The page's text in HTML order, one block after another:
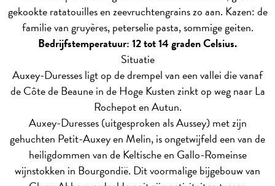
gekookte ratatouilles en zeevruchtengrains zo aan. Kazen: de
familie van gruyères, peterselie pasta, sommige geiten.
Bedrijfstemperatuur: 12 tot 14 graden Celsius.
Situatie
Auxey-Duresses ligt op de drempel van een vallei die vanaf
de Côte de Beaune in de Hoge Kusten zinkt op weg naar La
Rochepot en Autun.
Auxey-Duresses (uitgesproken als Aussey) met zijn
gehuchten Petit-Auxey en Melin, is ongetwijfeld een van de
heiligdommen van de Keltische en Gallo-Romeinse
wijnstokken in Bourgondië. Dit voormalige bijgebouw van